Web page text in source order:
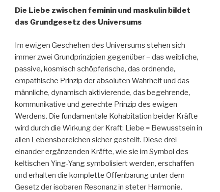
Die Liebe zwischen feminin und maskulin bildet
das Grundgesetz des Universums
Im ewigen Geschehen des Universums stehen sich
immer zwei Grundprinzipien gegenüber – das weibliche,
passive, kosmisch schöpferische, das ordnende,
empathische Prinzip der absoluten Wahrheit und das
männliche, dynamisch aktivierende, das begehrende,
kommunikative und gerechte Prinzip des ewigen
Werdens. Die fundamentale Kohabitation beider Kräfte
wird durch die Wirkung der Kraft: Liebe = Bewusstsein in
allen Lebensbereichen sicher gestellt. Diese drei
einander ergänzenden Kräfte, wie sie im Symbol des
keltischen Ying-Yang symbolisiert werden, erschaffen
und erhalten die komplette Offenbarung unter dem
Gesetz der isobaren Resonanz in steter Harmonie.